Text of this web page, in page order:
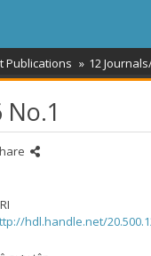
Publications 12
hdl.handle.net/